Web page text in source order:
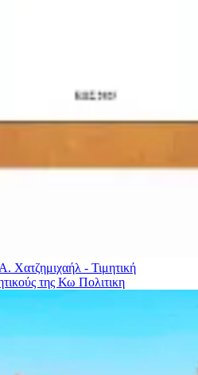
Χατζημιχαήλ - Τιμητική
της Κω Πολιτικη